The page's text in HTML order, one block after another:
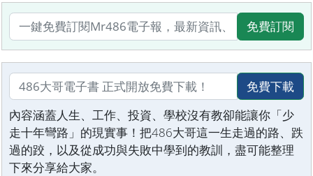
免費訂閱
免費下載
內容涵蓋人生、工作、投資、學校沒有教卻能讓你「少
走十年彎路」的現實事！把486大哥這一生走過的路、跌
過的跤，以及從成功與失敗中學到的教訓，盡可能整理
下來分享給大家。